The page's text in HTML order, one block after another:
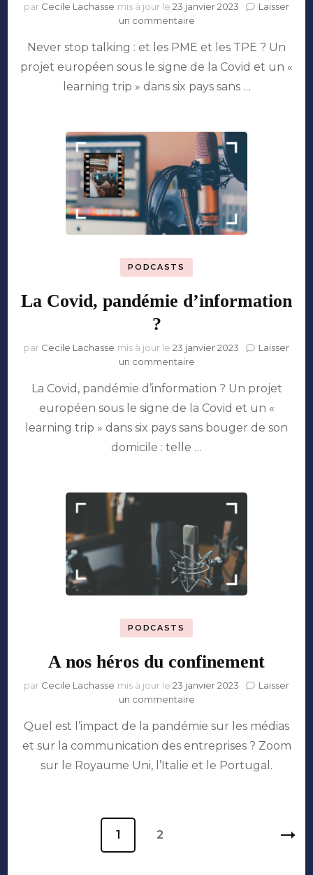
par Cecile Lachasse mis à jour le 23 janvier 2023
Laisser
un commentairesur
stop
talking
et
et
les
TPE
?
Never stop talking : et les PME et les TPE ? Un
projet européen sous le signe de la Covid et un «
learning trip » dans six pays sans …
PODCASTS
La Covid, pandémie d’information
?
par Cecile Lachasse mis à jour le 23 janvier 2023
Laisser
un commentairesur
Covid,
pandémie
?
La Covid, pandémie d’information ? Un projet
européen sous le signe de la Covid et un «
learning trip » dans six pays sans bouger de son
domicile : telle …
PODCASTS
A nos héros du confinement
par Cecile Lachasse mis à jour le 23 janvier 2023
Laisser
un commentairesur
nos
héros
confinement
Quel est l’impact de la pandémie sur les médias
et sur la communication des entreprises ? Zoom
sur le Royaume Uni, l’Italie et le Portugal.
Page
1 Page
2